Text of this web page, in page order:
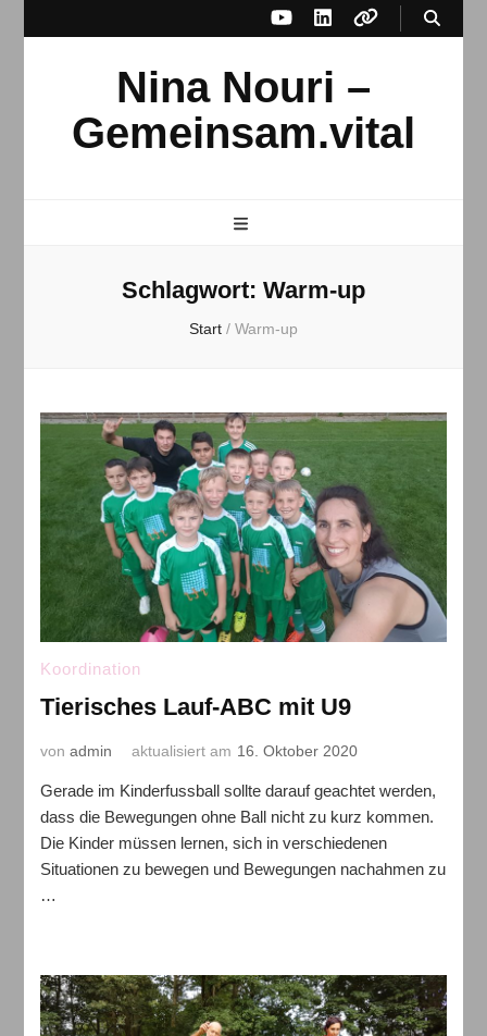
Nina Nouri –
Gemeinsam.vital
Schlagwort: Warm-up
Start / Warm-up
Koordination
Tierisches Lauf-ABC mit U9
vonadmin aktualisiert am 16. Oktober 2020
Gerade im Kinderfussball sollte darauf geachtet werden,
dass die Bewegungen ohne Ball nicht zu kurz kommen.
Die Kinder müssen lernen, sich in verschiedenen
Situationen zu bewegen und Bewegungen nachahmen zu
…